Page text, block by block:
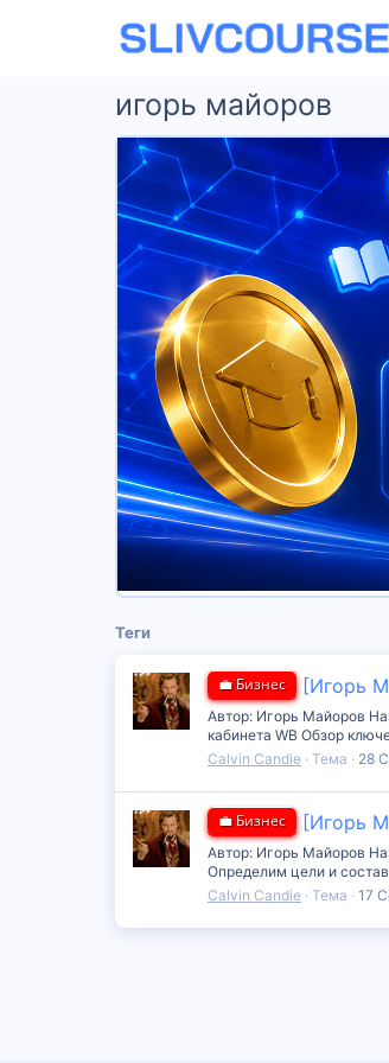
игорь майоров
Теги
💼 Бизнес [Игорь
Автор: Игорь Майоров
кабинета WB Обзор
Calvin Candie Тема 28
💼 Бизнес [Игорь
Автор: Игорь Майоров
Определим цели и
Calvin Candie Тема 17